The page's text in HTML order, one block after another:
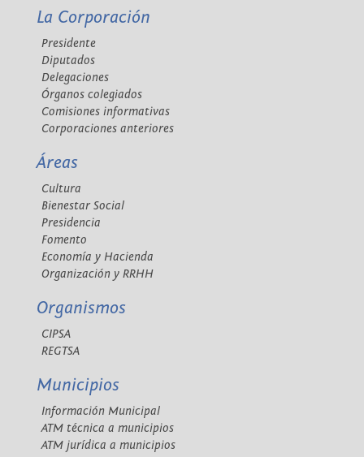
La Corporación
Presidente
Diputados
Delegaciones
Órganos colegiados
Comisiones informativas
Corporaciones anteriores
Áreas
Cultura
Bienestar Social
Presidencia
Fomento
Economía y Hacienda
Organización y RRHH
Organismos
CIPSA
REGTSA
Municipios
Información Municipal
ATM técnica a municipios
ATM jurídica a municipios